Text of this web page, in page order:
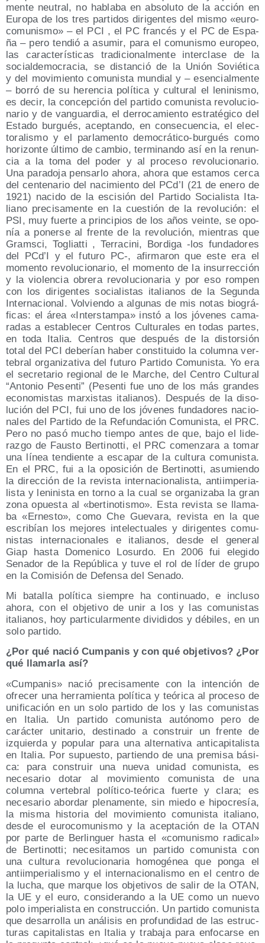
men­te neu­tral, no habla­ba en abso­lu­to de la acción en
Euro­pa de los tres par­ti­dos diri­gen­tes del mis­mo «euro­
co­mu­nis­mo» – el PCI , el PC fran­cés y el PC de Espa­
ña – pero ten­dió a asu­mir, para el comu­nis­mo euro­peo,
las carac­te­rís­ti­cas tra­di­cio­nal­men­te inter­cla­se de la
social­de­mo­cra­cia, se dis­tan­ció de la Unión Sovié­ti­ca
y del movi­mien­to comu­nis­ta mun­dial y – esen­cial­men­te
– borró de su heren­cia polí­ti­ca y cul­tu­ral el leni­nis­mo,
es decir, la con­cep­ción del par­ti­do comu­nis­ta revo­lu­cio­
na­rio y de van­guar­dia, el derro­ca­mien­to estra­té­gi­co del
Esta­do bur­gués, acep­tan­do, en con­se­cuen­cia, el elec­
to­ra­lis­mo y el par­la­men­to demo­crá­ti­co-bur­gués como
hori­zon­te últi­mo de cam­bio, ter­mi­nan­do así en la renun­
cia a la toma del poder y al pro­ce­so revo­lu­cio­na­rio.
Una para­do­ja pen­sar­lo aho­ra, aho­ra que esta­mos cer­ca
del cen­te­na­rio del naci­mien­to del PCd’I (21 de enero de
1921) naci­do de la esci­sión del Par­ti­do Socia­lis­ta Ita­
liano pre­ci­sa­men­te en la cues­tión de la revo­lu­ción: el
PSI, muy fuer­te a prin­ci­pios de los años vein­te, se opo­
nía a poner­se al fren­te de la revo­lu­ción, mien­tras que
Grams­ci, Togliat­ti , Terra­ci­ni, Bor­di­ga ‑los fun­da­do­res
del PCd’I y el futu­ro PC‑, afir­ma­ron que este era el
momen­to revo­lu­cio­na­rio, el momen­to de la insu­rrec­ción
y la vio­len­cia obre­ra revo­lu­cio­na­ria y por eso rom­pen
con los diri­gen­tes socia­lis­tas ita­lia­nos de la Segun­da
Inter­na­cio­nal. Vol­vien­do a algu­nas de mis notas bio­grá­
fi­cas: el área «Inters­tam­pa» ins­tó a los jóve­nes cama­
ra­das a esta­ble­cer Cen­tros Cul­tu­ra­les en todas par­tes,
en toda Ita­lia. Cen­tros que des­pués de la dis­tor­sión
total del PCI debe­rían haber cons­ti­tui­do la colum­na ver­
te­bral orga­ni­za­ti­va del futu­ro Par­ti­do Comu­nis­ta. Yo era
el secre­ta­rio regio­nal de le Mar­che, del Cen­tro Cul­tu­ral
“Anto­nio Pesen­ti” (Pesen­ti fue uno de los más gran­des
eco­no­mis­tas mar­xis­tas ita­lia­nos). Des­pués de la diso­
lu­ción del PCI, fui uno de los jóve­nes fun­da­do­res nacio­
na­les del Par­ti­do de la Refun­da­ción Comu­nis­ta, el PRC.
Pero no pasó mucho tiem­po antes de que, bajo el lide­
raz­go de Faus­to Ber­ti­not­ti, el PRC comen­za­ra a tomar
una línea ten­dien­te a esca­par de la cul­tu­ra comu­nis­ta.
En el PRC, fui a la opo­si­ción de Ber­ti­not­ti, asu­mien­do
la direc­ción de la revis­ta inter­na­cio­na­lis­ta, anti­im­pe­ria­
lis­ta y leni­nis­ta en torno a la cual se orga­ni­za­ba la gran
zona opues­ta al «ber­ti­no­tis­mo». Esta revis­ta se lla­ma­
ba «Ernes­to», como Che Gue­va­ra, revis­ta en la que
escri­bían los mejo­res inte­lec­tua­les y diri­gen­tes comu­
nis­tas inter­na­cio­na­les e ita­lia­nos, des­de el gene­ral
Giap has­ta Dome­ni­co Losur­do. En 2006 fui ele­gi­do
Sena­dor de la Repú­bli­ca y tuve el rol de líder de gru­po
en la Comi­sión de Defen­sa del Senado.
Mi bata­lla polí­ti­ca siem­pre ha con­ti­nua­do, e inclu­so
aho­ra, con el obje­ti­vo de unir a los y las comu­nis­tas
ita­lia­nos, hoy par­ti­cu­lar­men­te divi­di­dos y débi­les, en un
solo partido.
¿Por qué nació Cum­pa­nis y con qué obje­ti­vos? ¿Por
qué lla­mar­la así?
«Cum­pa­nis» nació pre­ci­sa­men­te con la inten­ción de
ofre­cer una herra­mien­ta polí­ti­ca y teó­ri­ca al pro­ce­so de
uni­fi­ca­ción en un solo par­ti­do de los y las comu­nis­tas
en Ita­lia. Un par­ti­do comu­nis­ta autó­no­mo pero de
carác­ter uni­ta­rio, des­ti­na­do a cons­truir un fren­te de
izquier­da y popu­lar para una alter­na­ti­va anti­ca­pi­ta­lis­ta
en Ita­lia. Por supues­to, par­tien­do de una pre­mi­sa bási­
ca: para cons­truir una nue­va uni­dad comu­nis­ta, es
nece­sa­rio dotar al movi­mien­to comu­nis­ta de una
colum­na ver­te­bral polí­ti­co-teó­ri­ca fuer­te y cla­ra; es
nece­sa­rio abor­dar ple­na­men­te, sin mie­do e hipo­cre­sía,
la mis­ma his­to­ria del movi­mien­to comu­nis­ta ita­liano,
des­de el euro­co­mu­nis­mo y la acep­ta­ción de la OTAN
por par­te de Ber­lin­guer has­ta el «comu­nis­mo radi­cal»
de Ber­ti­not­ti; nece­si­ta­mos un par­ti­do comu­nis­ta con
una cul­tu­ra revo­lu­cio­na­ria homo­gé­nea que pon­ga el
anti­im­pe­ria­lis­mo y el inter­na­cio­na­lis­mo en el cen­tro de
la lucha, que mar­que los obje­ti­vos de salir de la OTAN,
la UE y el euro, con­si­de­ran­do a la UE como un nue­vo
polo impe­ria­lis­ta en cons­truc­ción. Un par­ti­do comu­nis­ta
que desa­rro­lla un aná­li­sis en pro­fun­di­dad de las estruc­
tu­ras capi­ta­lis­tas en Ita­lia y tra­ba­ja para enfo­car­se en